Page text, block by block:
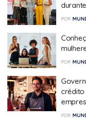
POR
POR
crédito
POR